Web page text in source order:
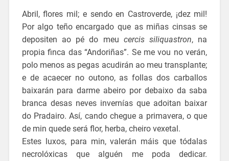
Abril, flores mil; e sendo en Castroverde, ¡dez mil!
Por algo teño encargado que as miñas cinsas se
depositen ao pé do meu cercis siliquastron, na
propia finca das “Andoriñas”. Se me vou no verán,
polo menos as pegas acudirán ao meu transplante;
e de acaecer no outono, as follas dos carballos
baixarán para darme abeiro por debaixo da saba
branca desas neves invernías que adoitan baixar
do Pradairo. Así, cando chegue a primavera, o que
de min quede será flor, herba, cheiro vexetal.
Estes luxos, para min, valerán máis que tódalas
necrolóxicas que alguén me poda dedicar.